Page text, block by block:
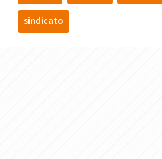
sindicato